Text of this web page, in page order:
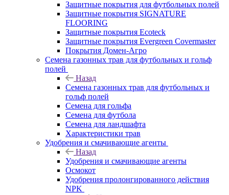
Защитные покрытия для футбольных полей
Защитные покрытия SIGNATURE
FLOORING
Защитные покрытия Ecoteck
Защитные покрытия Evergreen Covermaster
Покрытия Домен-Агро
Семена газонных трав для футбольных и гольф
полей
Назад
Семена газонных трав для футбольных и
гольф полей
Семена для гольфа
Семена для футбола
Семена для ландшафта
Характеристики трав
Удобрения и смачивающие агенты
Назад
Удобрения и смачивающие агенты
Осмокот
Удобрения пролонгированного действия
NPK